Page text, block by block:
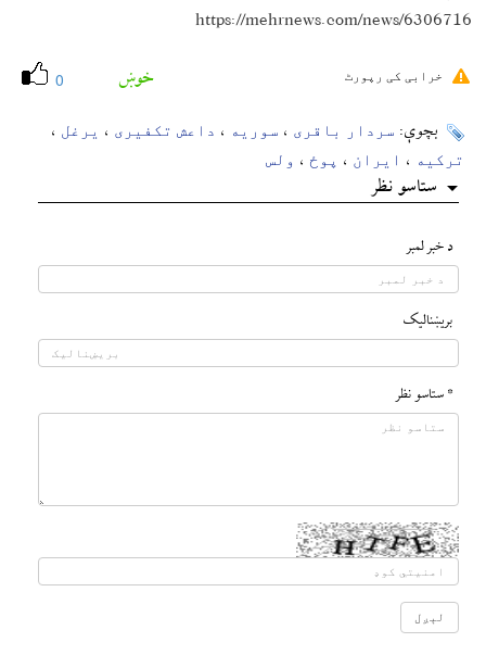
https://mehrnews.com/news/6306716
0 خوښ خرابی کی رپورٹ
بچوې: سردار باقری ، سوریه ، داعش تکفیری ، یرغل ،
ترکیه ، ایران ، پوځ ، ولس
ستاسو نظر
د خبر لمبر
بريښناليک
* ستاسو نظر